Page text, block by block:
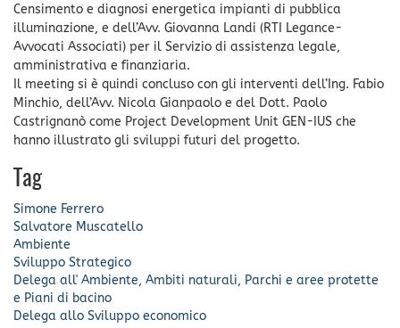
Censimento e diagnosi energetica impianti di pubblica
illuminazione, e dell’Avv. Giovanna Landi (RTI Legance-
Avvocati Associati) per il Servizio di assistenza legale,
amministrativa e finanziaria.
Il meeting si è quindi concluso con gli interventi dell’Ing. Fabio
Minchio, dell’Avv. Nicola Gianpaolo e del Dott. Paolo
Castrignanò come Project Development Unit GEN-IUS che
hanno illustrato gli sviluppi futuri del progetto.
Tag
Simone Ferrero
Salvatore Muscatello
Ambiente
Sviluppo Strategico
Delega all' Ambiente, Ambiti naturali, Parchi e aree protette
e Piani di bacino
Delega allo Sviluppo economico